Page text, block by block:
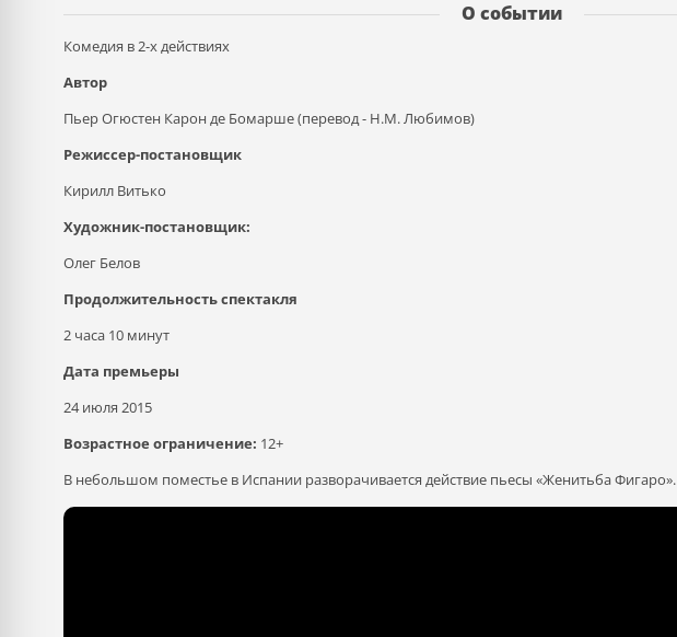
О событии
Комедия в 2-х действиях
Автор
Пьер Огюстен Карон де Бомарше (перевод - Н.М. Любимов)
Режиссер-постановщик
Кирилл Витько
Художник-постановщик:
Олег Белов
Продолжительность спектакля
2 часа 10 минут
Дата премьеры
24 июля 2015
Возрастное ограничение: 12+
В небольшом поместье в Испании разворачивается действие пьесы «Женитьба Фигаро».